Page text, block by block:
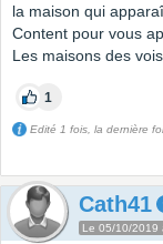
la maison qui
Content pour vous
Les maisons des
1
Edité 1 fois, la dernière
Cath41
Le 05/10/2019